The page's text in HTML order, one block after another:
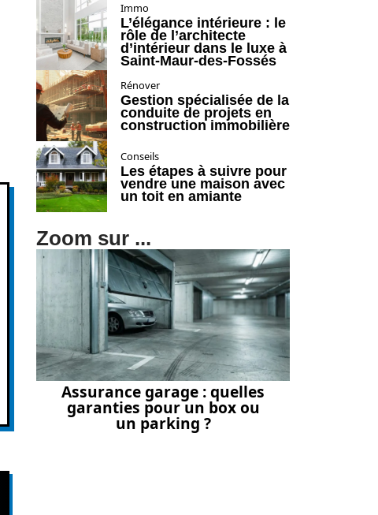
Immo
L’élégance intérieure : le
rôle de l’architecte
d’intérieur dans le luxe à
Saint-Maur-des-Fossés
Rénover
Gestion spécialisée de la
conduite de projets en
construction immobilière
Conseils
Les étapes à suivre pour
vendre une maison avec
un toit en amiante
Zoom sur ...
Assurance garage : quelles
garanties pour un box ou
un parking ?